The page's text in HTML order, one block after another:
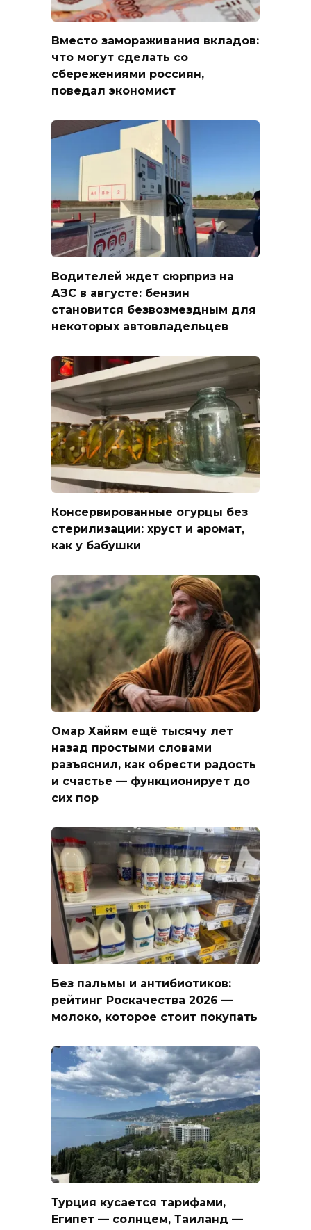
Вместо замораживания вкладов:
что могут сделать со
сбережениями россиян,
поведал экономист
Водителей ждет сюрприз на
АЗС в августе: бензин
становится безвозмездным для
некоторых автовладельцев
Консервированные огурцы без
стерилизации: хруст и аромат,
как у бабушки
Омар Хайям ещё тысячу лет
назад простыми словами
разъяснил, как обрести радость
и счастье — функционирует до
сих пор
Без пальмы и антибиотиков:
рейтинг Роскачества 2026 —
молоко, которое стоит покупать
Турция кусается тарифами,
Египет — солнцем, Таиланд —